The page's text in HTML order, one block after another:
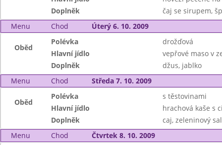
Doplněk
čaj se sirupem,
Menu
Chod Úterý 6. 10. 2009
Oběd
Polévka
drožďová
Hlavní jídlo
vepřové maso v
Doplněk
džus, jablko
Menu
Chod Středa 7. 10. 2009
Oběd
Polévka
s těstovinami
Hlavní jídlo
hrachová kaše s
Doplněk
caj, zeleninový
Menu
Chod Čtvrtek 8. 10. 2009